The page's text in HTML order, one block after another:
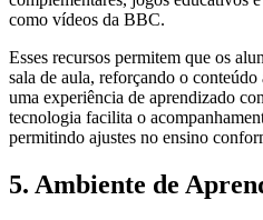
como vídeos da BBC.
Esses recursos permitem que os
sala de aula, reforçando o
uma experiência de aprendizado
tecnologia facilita o
permitindo ajustes no ensino
5. Ambiente de